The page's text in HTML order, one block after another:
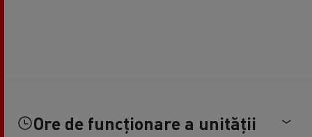
Ore de funcționare a unității